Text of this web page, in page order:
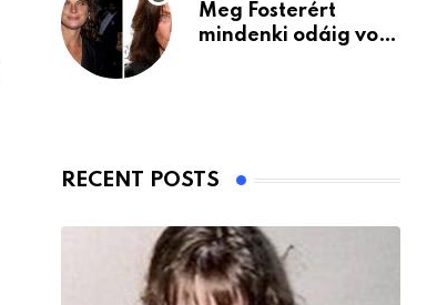
Meg Fosterért
mindenki odáig volt
RECENT POSTS